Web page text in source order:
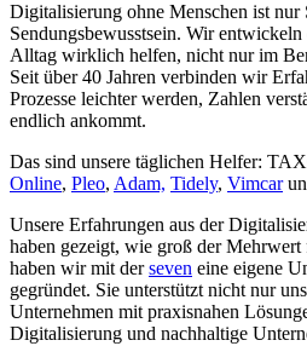
Digitalisierung ohne Menschen ist nur
Sendungsbewusstsein. Wir
Alltag wirklich helfen, nicht nur im
Seit über 40 Jahren verbinden wir
Prozesse leichter werden, Zahlen
endlich ankommt.
Das sind unsere täglichen Helfer:
Online, Pleo, Adam, Tidely, Vimcar
Unsere Erfahrungen aus der
haben gezeigt, wie groß der
haben wir mit derseven eine eigene
gegründet. Sie unterstützt nicht nur
Unternehmen mit praxisnahen
Digitalisierung und nachhaltige